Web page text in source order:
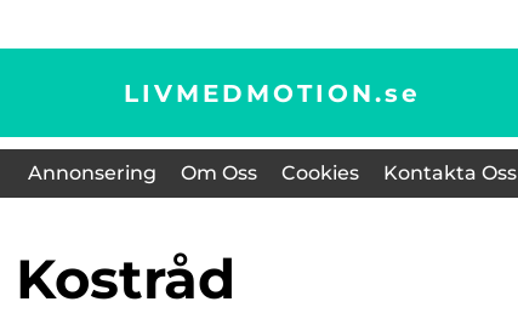
LIVMEDMOTION.se
Annonsering Om Oss Cookies Kontakta Oss
kostråd